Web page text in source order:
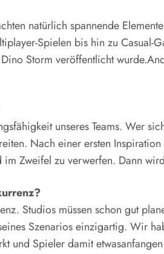
natürlich spannende
Spielen bis hin zu
Storm veröffentlicht
unseres Teams. Wer
Nach einer ersten
Zweifel zu verwerfen. Dann
Studios müssen schon gut
Szenarios einzigartig. Wir
und Spieler damit